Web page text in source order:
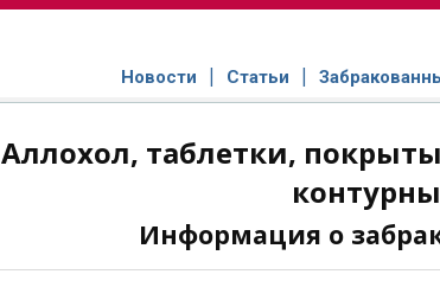
Новости Статьи
Аллохол, таблетки,
Информация о